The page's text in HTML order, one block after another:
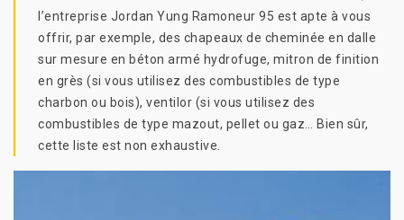
l’entreprise Jordan Yung Ramoneur 95 est apte à vous
offrir, par exemple, des chapeaux de cheminée en dalle
sur mesure en béton armé hydrofuge, mitron de finition
en grès (si vous utilisez des combustibles de type
charbon ou bois), ventilor (si vous utilisez des
combustibles de type mazout, pellet ou gaz… Bien sûr,
cette liste est non exhaustive.